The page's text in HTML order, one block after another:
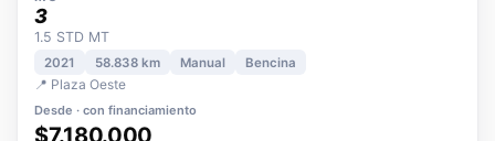
MG
3
1.5 STD MT
2021 58.838 km
📍 Plaza Oeste
Desde · con financiamiento